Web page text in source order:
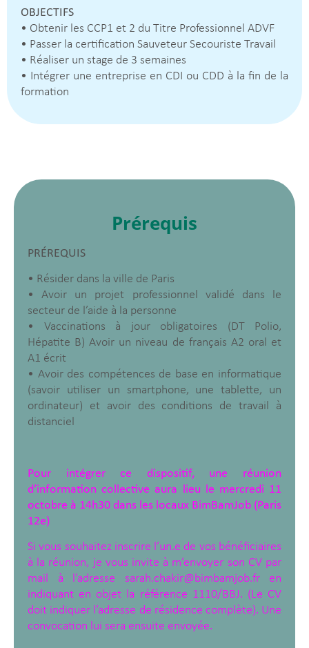
OBJECTIFS
• Obtenir les CCP1 et 2 du Titre Professionnel ADVF
• Passer la certification Sauveteur Secouriste Travail
• Réaliser un stage de 3 semaines
• Intégrer une entreprise en CDI ou CDD à la fin de la
formation
Prérequis
PRÉREQUIS
• Résider dans la ville de Paris
• Avoir un projet professionnel validé dans le
secteur de l’aide à la personne
• Vaccinations à jour obligatoires (DT Polio,
Hépatite B) Avoir un niveau de français A2 oral et
A1 écrit
• Avoir des compétences de base en informatique
(savoir utiliser un smartphone, une tablette, un
ordinateur) et avoir des conditions de travail à
distanciel
Pour intégrer ce dispositif, une réunion
d’information collective aura lieu le mercredi 11
octobre à 14h30 dans les locaux BimBamJob (Paris
12e)
Si vous souhaitez inscrire l’un.e de vos bénéficiaires
à la réunion, je vous invite à m’envoyer son CV par
mail à l’adresse sarah.chakir@bimbamjob.fren
indiquant en objet la référence 1110/BBJ. (Le CV
doit indiquer l’adresse de résidence complète). Une
convocation lui sera ensuite envoyée.